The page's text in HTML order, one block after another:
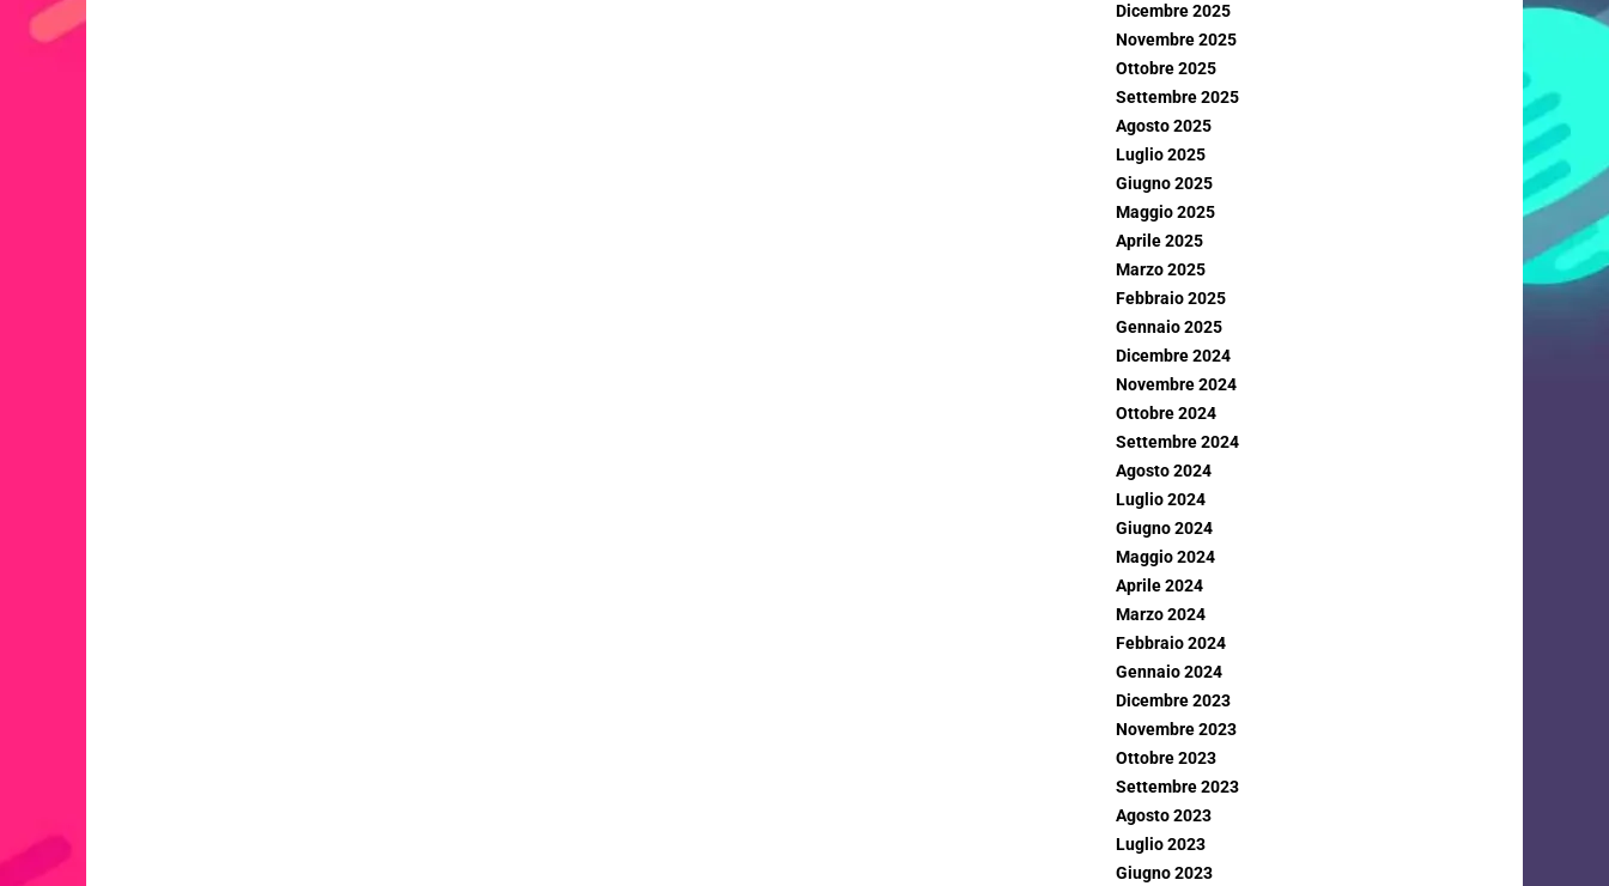
Dicembre 2025
Novembre 2025
Ottobre 2025
Settembre 2025
Agosto 2025
Luglio 2025
Giugno 2025
Maggio 2025
Aprile 2025
Marzo 2025
Febbraio 2025
Gennaio 2025
Dicembre 2024
Novembre 2024
Ottobre 2024
Settembre 2024
Agosto 2024
Luglio 2024
Giugno 2024
Maggio 2024
Aprile 2024
Marzo 2024
Febbraio 2024
Gennaio 2024
Dicembre 2023
Novembre 2023
Ottobre 2023
Settembre 2023
Agosto 2023
Luglio 2023
Giugno 2023